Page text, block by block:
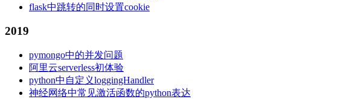
flask中跳转的同时设置cookie
2019
pymongo中的并发问题
阿里云serverless初体验
python中自定义loggingHandler
神经网络中常见激活函数的python表达